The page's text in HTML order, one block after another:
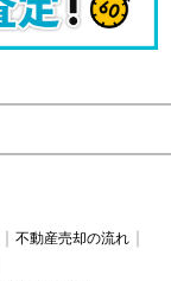
不動産売却の流れ